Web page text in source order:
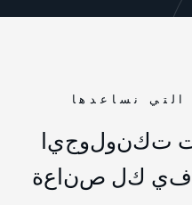
نساعدها
كنولوجيا
ي كل ص ن اعة